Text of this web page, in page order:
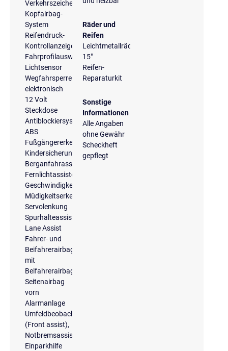
Verkehrszeichenerkennung
Kopfairbag-
System
Reifendruck-
Kontrollanzeige
Fahrprofilauswahl
Lichtsensor
Wegfahrsperre
elektronisch
12 Volt
Steckdose
Antiblockiersystem
ABS
Fußgängererkennung
Kindersicherung
Berganfahrassistent
Fernlichtassistent
Geschwindigkeitsbegrenzungsanlage
Müdigkeitserkennung
Servolenkung
Spurhalteassistent
Lane Assist
Fahrer- und
Beifahrerairbag
mit
Beifahrerairbagdeaktivierung
Seitenairbag
vorn
Alarmanlage
Umfeldbeobachtungssystem
(Front assist),
Notbremsassistent
Einparkhilfe
Räder und
Reifen
Leichtmetallräder
15"
Reifen-
Reparaturkit
Sonstige
Informationen
Alle Angaben
ohne Gewähr
Scheckheft
gepflegt